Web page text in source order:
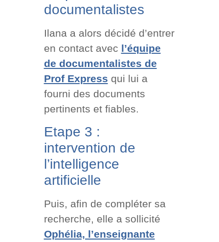
documentalistes
Ilana a alors décidé d’entrer
en contact avec l’équipe
de documentalistes de
Prof Express qui lui a
fourni des documents
pertinents et fiables.
Etape 3 :
intervention de
l’intelligence
artificielle
Puis, afin de compléter sa
recherche, elle a sollicité
Ophélia, l’enseignante